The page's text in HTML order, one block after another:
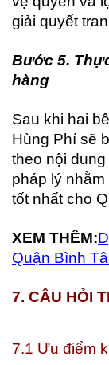
giải quyết
Bước 5.
hàng
Sau khi hai
Hùng Phí sẽ
theo nội
pháp lý
tốt nhất cho
XEM THÊM:
Quận Bình
7. CÂU HỎI
7.1 Ưu điểm